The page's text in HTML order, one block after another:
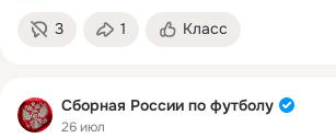
3 1 Класс
Сборная России по футболу
26 июл